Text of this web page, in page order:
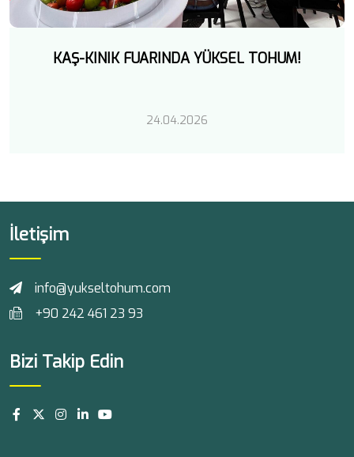
KAŞ-KINIK FUARINDA YÜKSEL TOHUM!
24.04.2026
İletişim
info@yukseltohum.com
+90 242 461 23 93
Bizi Takip Edin